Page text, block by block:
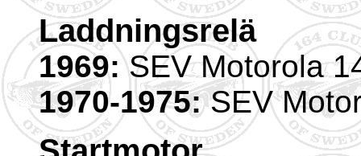
Laddningsrelä
1969:SEV Motorola
1970-1975:SEV